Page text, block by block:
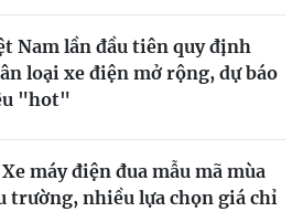
Nam lần đầu tiên quy định
loại xe điện mở rộng, dự báo
"hot"
Xe máy điện đua mẫu mã mùa
trường, nhiều lựa chọn giá chỉ